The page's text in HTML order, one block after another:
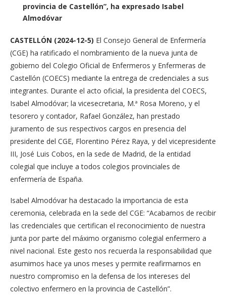
provincia de Castellón”, ha expresado Isabel
Almodóvar
CASTELLÓN (2024-12-5) El Consejo General de Enfermería
(CGE) ha ratificado el nombramiento de la nueva junta de
gobierno del Colegio Oficial de Enfermeros y Enfermeras de
Castellón (COECS) mediante la entrega de credenciales a sus
integrantes. Durante el acto oficial, la presidenta del COECS,
Isabel Almodóvar; la vicesecretaria, M.ª Rosa Moreno, y el
tesorero y contador, Rafael González, han prestado
juramento de sus respectivos cargos en presencia del
presidente del CGE, Florentino Pérez Raya, y del vicepresidente
III, José Luis Cobos, en la sede de Madrid, de la entidad
colegial que incluye a todos colegios provinciales de
enfermería de España.
Isabel Almodóvar ha destacado la importancia de esta
ceremonia, celebrada en la sede del CGE: “Acabamos de recibir
las credenciales que certifican el reconocimiento de nuestra
junta por parte del máximo organismo colegial enfermero a
nivel nacional. Este gesto nos recuerda la responsabilidad que
asumimos hace ya unos meses y permite reafirmarnos en
nuestro compromiso en la defensa de los intereses del
colectivo enfermero en la provincia de Castellón”.